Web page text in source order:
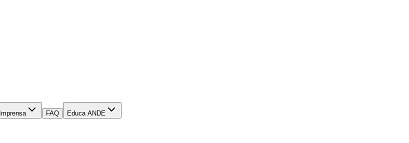
Imprensa FAQ Educa ANDE